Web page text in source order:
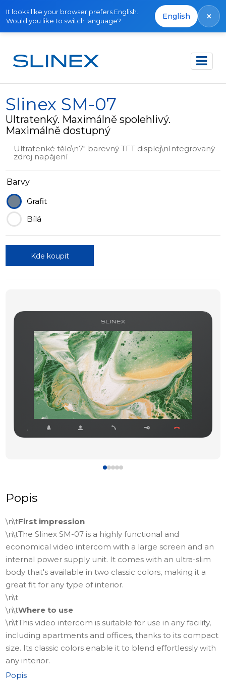
It looks like your browser prefers English.
Would you like to switch language?
English ×
Domů Produkty Videotelefony Slinex SM-07
Slinex SM-07
Ultratenký. Maximálně spolehlivý.
Maximálně dostupný
Ultratenké tělo\n7" barevný TFT displej\nIntegrovaný
zdroj napájení
Barvy
Grafit
Bílá
Kde koupit
Popis
\n\tFirst impression
\n\tThe Slinex SM-07 is a highly functional and
economical video intercom with a large screen and an
internal power supply unit. It comes with an ultra-slim
body that's available in two classic colors, making it a
great fit for any type of interior.
\n\t
\n\tWhere to use
\n\tThis video intercom is suitable for use in any facility,
including apartments and offices, thanks to its compact
size. Its classic colors enable it to blend effortlessly with
any interior.
\n\t
Popis